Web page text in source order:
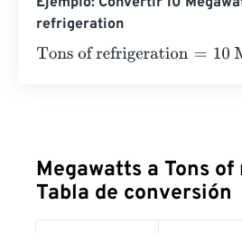
refrigeration
Tons of refrigeration=10
Megawatts a Tons
Tabla de conversión